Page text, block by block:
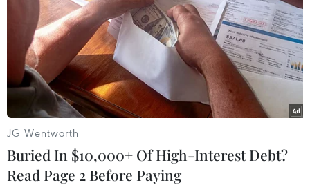
#Tổng thống Syria Bashar al-Assad
#Cuộc đàm phán
#Alexander Lavrentiev
#Phe đối lập chính trị
Syria
Thổ Nhĩ Kỳ
Theo dõi VietnamPlus
JG Wentworth
Buried In $10,000+ Of High-Interest Debt?
Read Page 2 Before Paying